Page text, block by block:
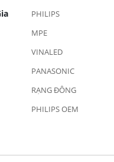
PHILIPS
MPE
VINALED
PANASONIC
RẠNG ĐÔNG
PHILIPS OEM